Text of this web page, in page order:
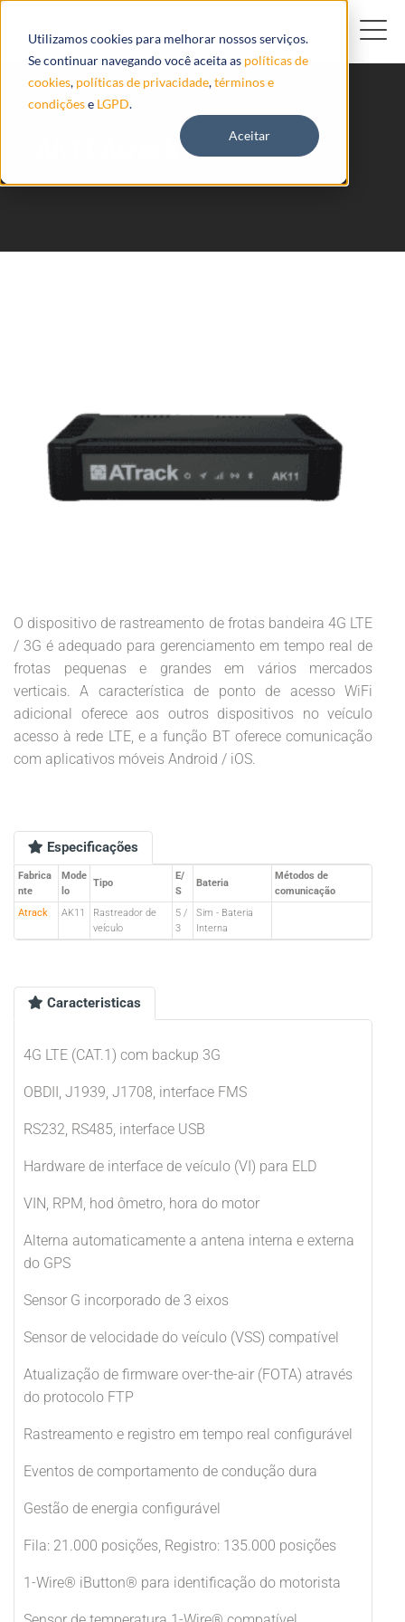
Utilizamos cookies para melhorar nossos serviços.
Se continuar navegando você aceita as políticas de
cookies, políticas de privacidade,términos e
condiçõese LGPD.
Aceitar
O dispositivo de rastreamento de frotas bandeira 4G LTE
/ 3G é adequado para gerenciamento em tempo real de
frotas pequenas e grandes em vários mercados
verticais. A característica de ponto de acesso WiFi
adicional oferece aos outros dispositivos no veículo
acesso à rede LTE, e a função BT oferece comunicação
com aplicativos móveis Android / iOS.
Especificações
Fabrica
nte
Mode
lo
Tipo
E/
S
Bateria
Métodos de
comunicação
Atrack
AK11
Rastreador de
veículo
5 /
3
Sim - Bateria
Interna
Caracteristicas
4G LTE (CAT.1) com backup 3G
OBDII, J1939, J1708, interface FMS
RS232, RS485, interface USB
Hardware de interface de veículo (VI) para ELD
VIN, RPM, hod ômetro, hora do motor
Alterna automaticamente a antena interna e externa
do GPS
Sensor G incorporado de 3 eixos
Sensor de velocidade do veículo (VSS) compatível
Atualização de firmware over-the-air (FOTA) através
do protocolo FTP
Rastreamento e registro em tempo real configurável
Eventos de comportamento de condução dura
Gestão de energia configurável
Fila: 21.000 posições, Registro: 135.000 posições
1-Wire® iButton® para identificação do motorista